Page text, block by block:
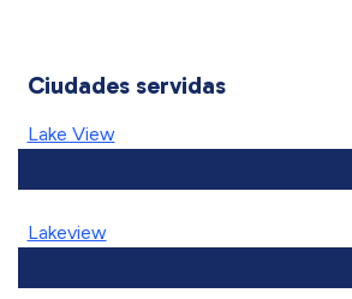
Ciudades servidas
Lake View
Lakeview